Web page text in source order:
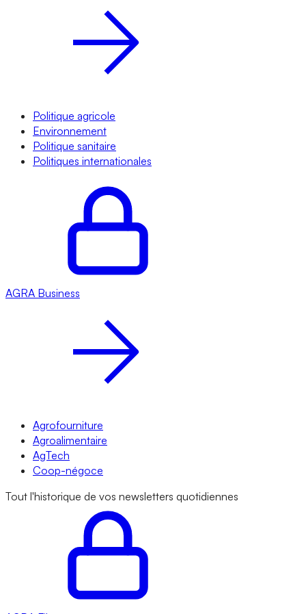
Politique agricole
Environnement
Politique sanitaire
Politiques internationales
AGRA Business
Agrofourniture
Agroalimentaire
AgTech
Coop-négoce
Tout l'historique de vos newsletters quotidiennes